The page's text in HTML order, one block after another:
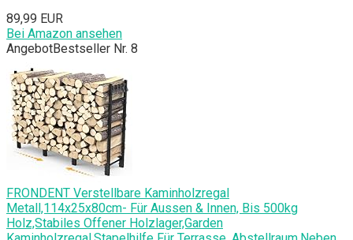
89,99 EUR
Bei Amazon ansehen
AngebotBestseller Nr. 8
FRONDENT Verstellbare Kaminholzregal
Metall,114x25x80cm- Für Aussen & Innen, Bis 500kg
Holz,Stabiles Offener Holzlager,Garden